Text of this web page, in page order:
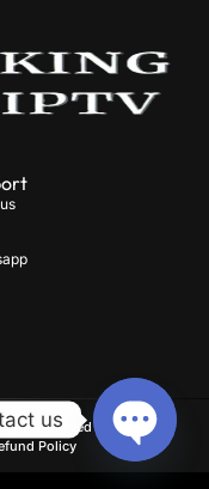
reserved
Policy
us
OPEN